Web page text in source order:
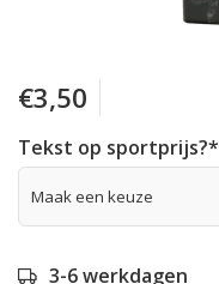
€3,50
Tekst op sportprijs?*
3-6 werkdagen